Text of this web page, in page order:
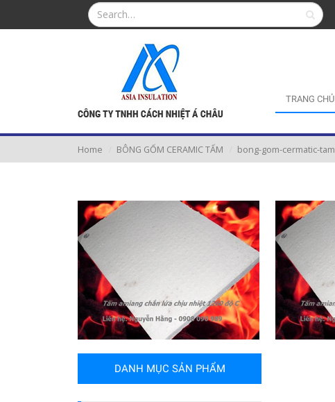
TRANG CHỦ
Home BÔNG GỐM CERAMIC TẤM bong-gom-cermatic-tam
DANH MỤC SẢN PHẨM